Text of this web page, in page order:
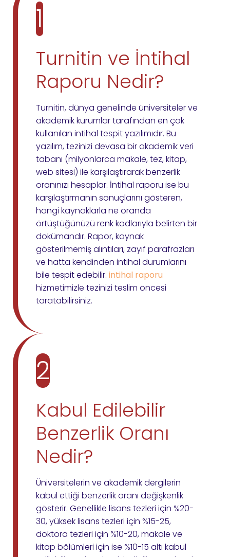
1
Turnitin ve İntihal
Raporu Nedir?
Turnitin, dünya genelinde üniversiteler ve
akademik kurumlar tarafından en çok
kullanılan intihal tespit yazılımıdır. Bu
yazılım, tezinizi devasa bir akademik veri
tabanı (milyonlarca makale, tez, kitap,
web sitesi) ile karşılaştırarak benzerlik
oranınızı hesaplar. İntihal raporu ise bu
karşılaştırmanın sonuçlarını gösteren,
hangi kaynaklarla ne oranda
örtüştüğünüzü renk kodlarıyla belirten bir
dokümandır. Rapor, kaynak
gösterilmemiş alıntıları, zayıf parafrazları
ve hatta kendinden intihal durumlarını
bile tespit edebilir. intihal raporu
hizmetimizle tezinizi teslim öncesi
taratabilirsiniz.
2
Kabul Edilebilir
Benzerlik Oranı
Nedir?
Üniversitelerin ve akademik dergilerin
kabul ettiği benzerlik oranı değişkenlik
gösterir. Genellikle lisans tezleri için %20-
30, yüksek lisans tezleri için %15-25,
doktora tezleri için %10-20, makale ve
kitap bölümleri için ise %10-15 altı kabul